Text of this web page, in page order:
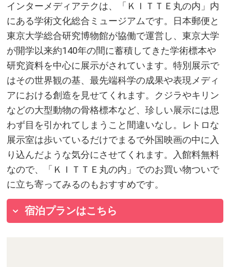
インターメディアテクは、「ＫＩＴＴＥ丸の内」内
にある学術文化総合ミュージアムです。日本郵便と
東京大学総合研究博物館が協働で運営し、東京大学
が開学以来約140年の間に蓄積してきた学術標本や
研究資料を中心に展示がされています。特別展示で
はその世界観の基、最先端科学の成果や表現メディ
アにおける創造を見せてくれます。クジラやキリン
などの大型動物の骨格標本など、珍しい展示には思
わず目を引かれてしまうこと間違いなし。レトロな
展示室は歩いているだけでまるで外国映画の中に入
り込んだような気分にさせてくれます。入館料無料
なので、「ＫＩＴＴＥ丸の内」でのお買い物ついで
に立ち寄ってみるのもおすすめです。
宿泊プランはこちら